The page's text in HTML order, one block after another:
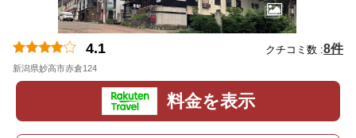
4.1 クチコミ数 :8件
新潟県妙高市赤倉124
料金を表示